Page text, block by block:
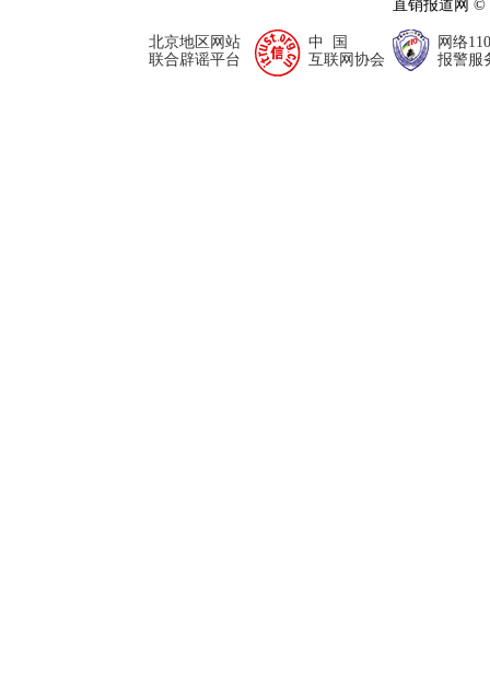
直销报道网
北京地区网站
联合辟谣平台
中 国
互联网协会
网络110
报警服